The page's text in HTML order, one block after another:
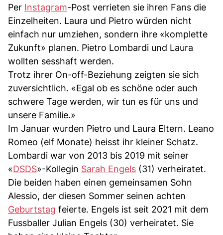
Per Instagram-Post verrieten sie ihren Fans die
Einzelheiten. Laura und Pietro würden nicht
einfach nur umziehen, sondern ihre «komplette
Zukunft» planen. Pietro Lombardi und Laura
wollten sesshaft werden.
Trotz ihrer On-off-Beziehung zeigten sie sich
zuversichtlich. «Egal ob es schöne oder auch
schwere Tage werden, wir tun es für uns und
unsere Familie.»
Im Januar wurden Pietro und Laura Eltern. Leano
Romeo (elf Monate) heisst ihr kleiner Schatz.
Lombardi war von 2013 bis 2019 mit seiner
«DSDS»-Kollegin Sarah Engels (31) verheiratet.
Die beiden haben einen gemeinsamen Sohn
Alessio, der diesen Sommer seinen achten
Geburtstag feierte. Engels ist seit 2021 mit dem
Fussballer Julian Engels (30) verheiratet. Sie